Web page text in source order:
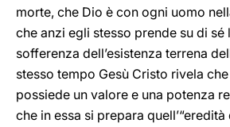
morte, che Dio è con ogni uomo
che anzi egli stesso prende su di
sofferenza dell’esistenza terrena
stesso tempo Gesù Cristo rivela
possiede un valore e una potenza
che in essa si prepara quell’“eredità